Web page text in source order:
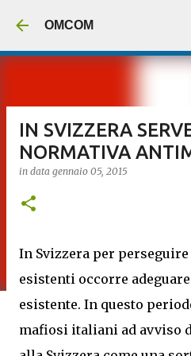
OMCOM
IN SVIZZERA
NORMATIVA
in data gennaio 05, 2015
In Svizzera per
esistenti occorre
esistente. In questo
mafiosi italiani ad avviso